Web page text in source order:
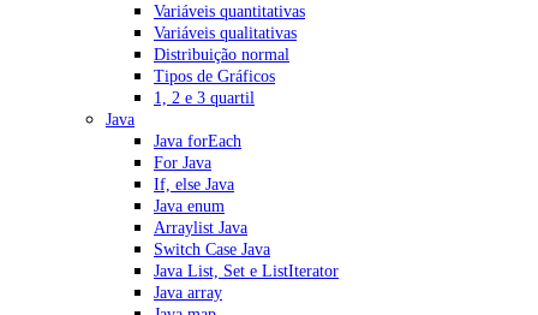
Variáveis quantitativas
Variáveis qualitativas
Distribuição normal
Tipos de Gráficos
1, 2 e 3 quartil
Java
Java forEach
For Java
If, else Java
Java enum
Arraylist Java
Switch Case Java
Java List, Set e ListIterator
Java array